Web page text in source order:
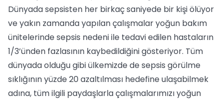
Dünyada sepsisten her birkaç saniyede bir kişi ölüyor
ve yakın zamanda yapılan çalışmalar yoğun bakım
ünitelerinde sepsis nedeni ile tedavi edilen hastaların
1/3’ünden fazlasının kaybedildiğini gösteriyor. Tüm
dünyada olduğu gibi ülkemizde de sepsis görülme
sıklığının yüzde 20 azaltılması hedefine ulaşabilmek
adına, tüm ilgili paydaşlarla çalışmalarımızı yoğun